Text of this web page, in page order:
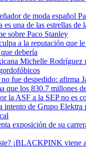
de moda español
es una de las estrellas de
sobre Paco Stanley
a la reputación que
debería
Michelle Rodríguez
fue despedido: afirma
que los 830.7 millones
la ASF a la SEP no es
intento de Grupo Elektra
exposición de su
¡BLACKPINK viene